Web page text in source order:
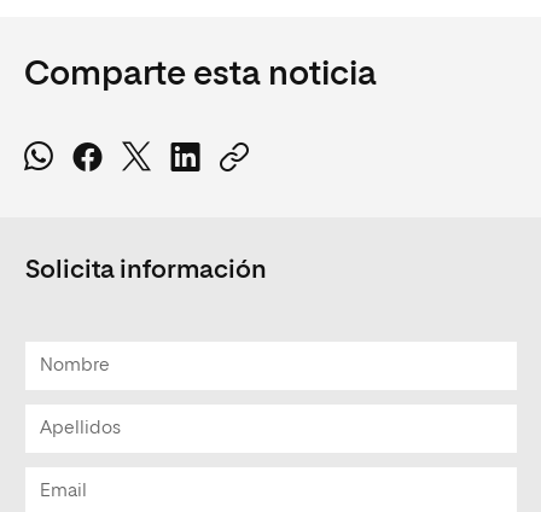
Comparte esta noticia
Solicita información